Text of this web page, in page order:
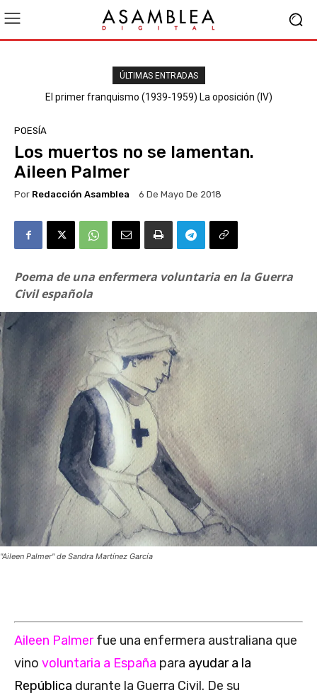
ÚLTIMAS ENTRADAS
El primer franquismo (1939-1959) La oposición (IV)
El primer franquismo (1939-1959) La oposición (III) El PSOE
POESÍA
Los muertos no se lamentan.
Aileen Palmer
Por Redacción Asamblea 6 De Mayo De 2018
Poema de una enfermera voluntaria en la Guerra
Civil española
"Aileen Palmer" de Sandra Martínez García
Aileen Palmerfue una enfermera australiana que
vino voluntaria a España para ayudar a la
República durante la Guerra Civil. De su